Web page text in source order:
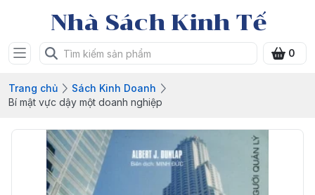
Nhà Sách Kinh Tế
0
Trang chủ
Sách Kinh Doanh
Bí mật vực dậy một doanh nghiệp